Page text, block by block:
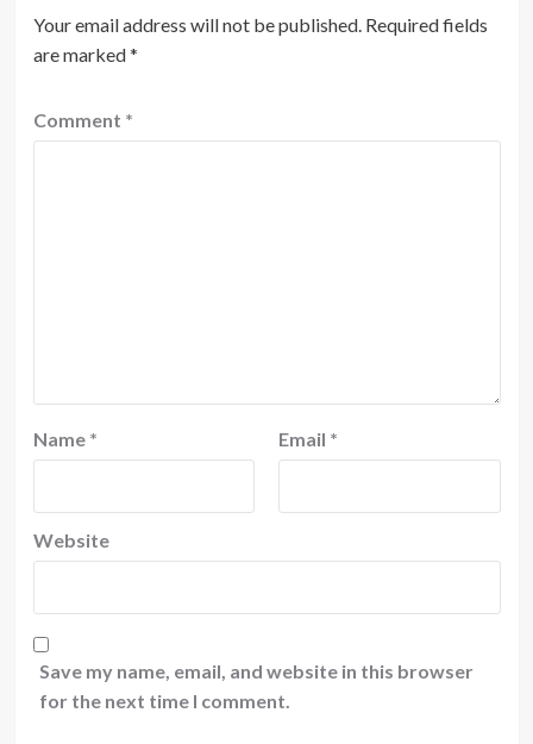
Your email address will not be published. Required fields
are marked*
Comment *
Name * Email *
Website
Save my name, email, and website in this browser
for the next time I comment.